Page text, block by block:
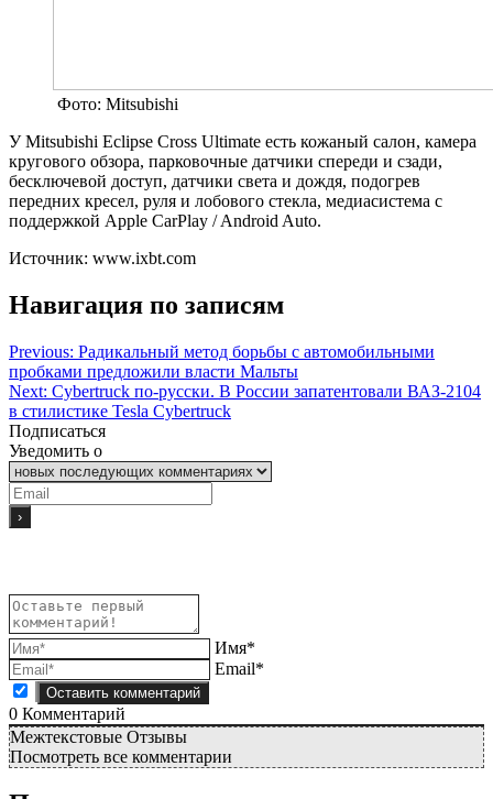
Фото: Mitsubishi
У Mitsubishi Eclipse Cross Ultimate есть кожаный салон, камера
кругового обзора, парковочные датчики спереди и сзади,
бесключевой доступ, датчики света и дождя, подогрев
передних кресел, руля и лобового стекла, медиасистема с
поддержкой Apple CarPlay / Android Auto.
Источник: www.ixbt.com
Навигация по записям
Previous: Радикальный метод борьбы с автомобильными
пробками предложили власти Мальты
Next: Cybertruck по-русски. В России запатентовали ВАЗ-2104
в стилистике Tesla Cybertruck
Подписаться
Уведомить о
Имя*
Email*
0 Комментарий
Межтекстовые Отзывы
Посмотреть все комментарии